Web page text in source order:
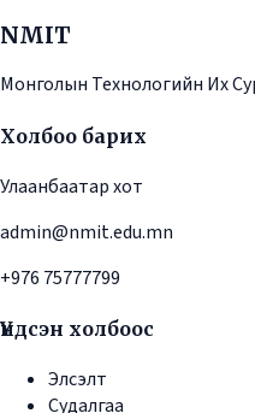
NMIT
Монголын Технологийн Их
Холбоо барих
Улаанбаатар хот
admin@nmit.edu.mn
+976 75777799
Үндсэн холбоос
Элсэлт
Судалгаа